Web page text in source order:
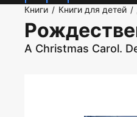
Книги / Книги для детей /
A Christmas Carol.